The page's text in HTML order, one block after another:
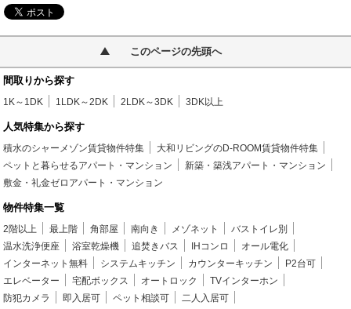
このページの先頭へ
間取りから探す
1K～1DK 1LDK～2DK 2LDK～3DK 3DK以上
人気特集から探す
積水のシャーメゾン賃貸物件特集
大和リビングのD-ROOM賃貸物件特集
ペットと暮らせるアパート・マンション
新築・築浅アパート・マンション
敷金・礼金ゼロアパート・マンション
物件特集一覧
2階以上 最上階 角部屋 南向き メゾネット
バストイレ別
温水洗浄便座
浴室乾燥機 追焚きバス IHコンロ
オール電化
インターネット無料
システムキッチン カウンターキッチン
P2台可
エレベーター
宅配ボックス オートロック
TVインターホン
防犯カメラ
即入居可 ペット相談可
二人入居可